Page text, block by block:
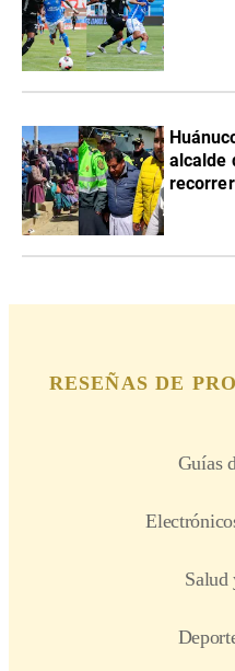
alcalde